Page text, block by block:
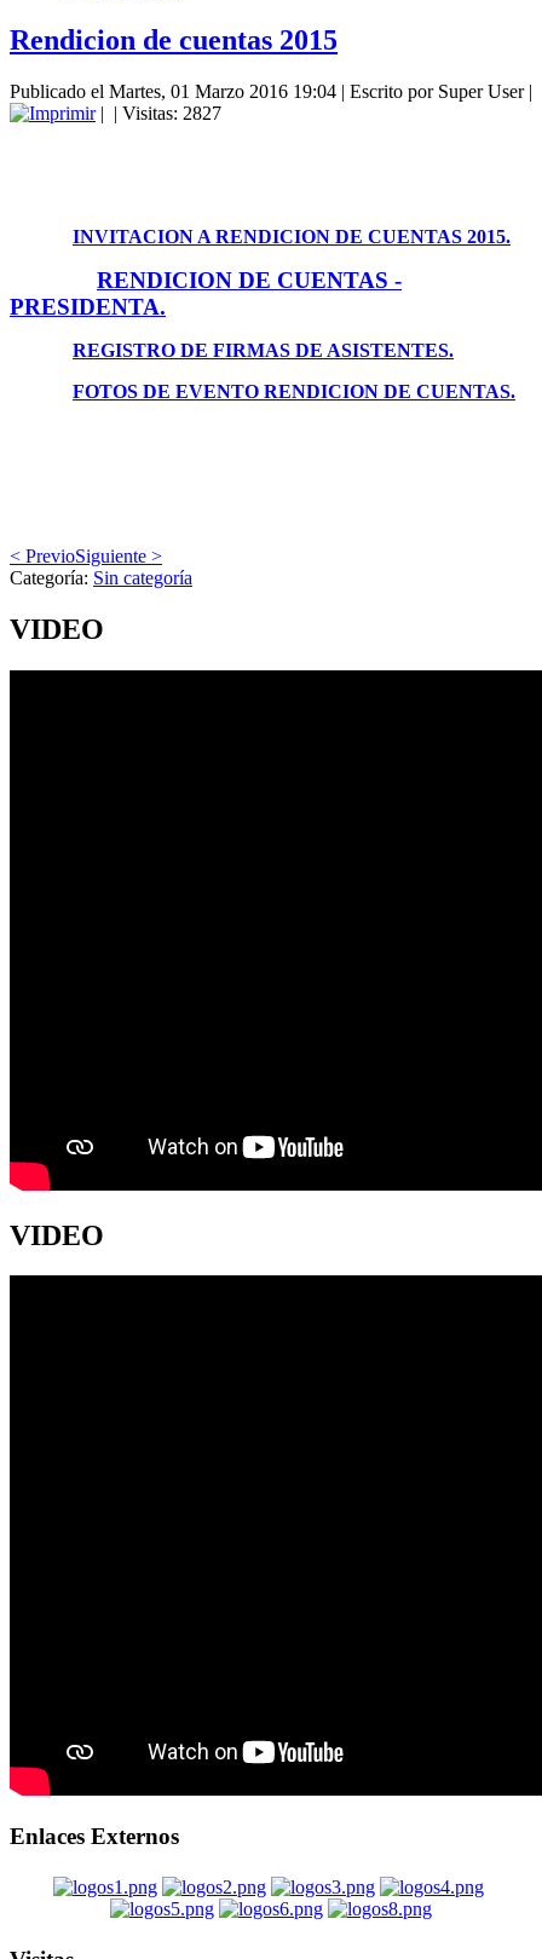
Rendicion de cuentas 2015
Publicado el Martes, 01 Marzo 2016 19:04 | Escrito por Super User|
| | Visitas: 2827
INVITACION A RENDICION DE CUENTAS 2015.
RENDICION DE CUENTAS -
PRESIDENTA.
REGISTRO DE FIRMAS DE ASISTENTES.
FOTOS DE EVENTO RENDICION DE CUENTAS.
< PrevioSiguiente >
Categoría: Sin categoría
VIDEO
VIDEO
Enlaces Externos